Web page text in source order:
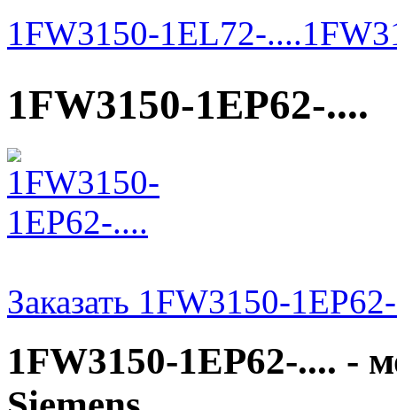
1FW3150-1EL72-....
1FW3150-1EP62-....
Заказать 1FW3150-
1FW3150-1EP62-.... -